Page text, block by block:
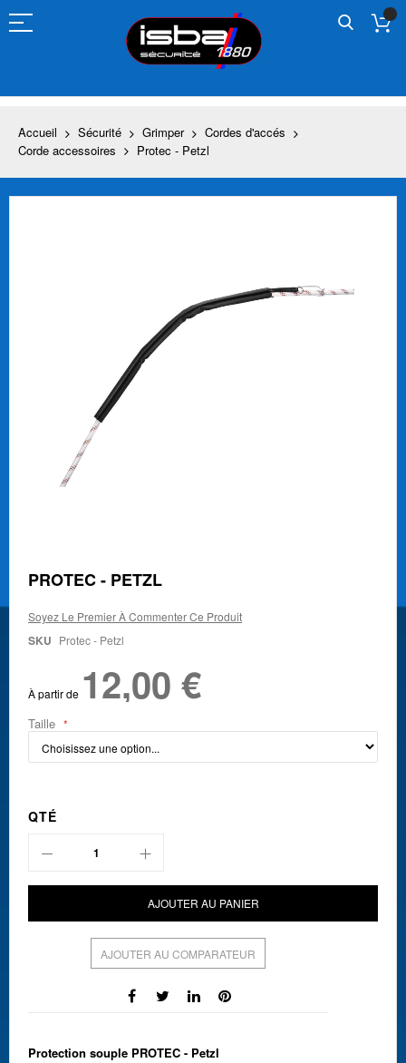
au
contenu
Accueil Sécurité Grimper
Cordes d'accés
Corde accessoires
Protec - Petzl
Skip
to
beginning
of
PROTEC - PETZL
Soyez Le Premier À Commenter Ce Produit
SKU Protec - Petzl
À partir de 12,00 €
Taille
QTÉ
AJOUTER AU PANIER
AJOUTER AU COMPARATEUR
Protection souple PROTEC - Petzl